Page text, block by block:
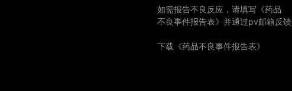
如需报告不良反应，请填写《药品
不良事件报告表》并通过pv邮箱反馈
下载《药品不良事件报告表》